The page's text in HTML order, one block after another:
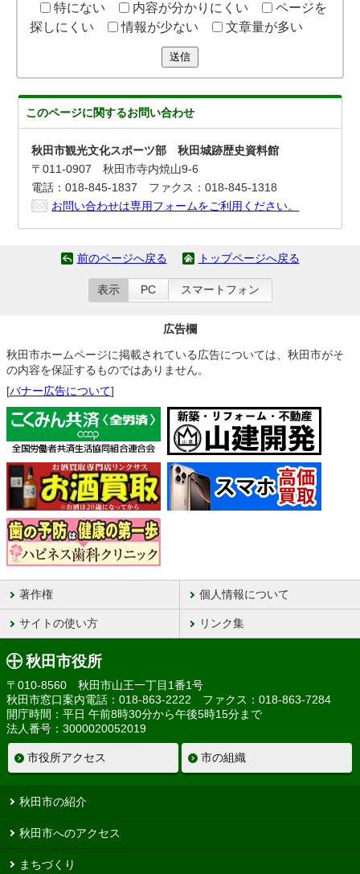
特にない
内容が分かりにくい
ページを
探しにくい
情報が少ない 文章量が多い
送信
このページに関するお問い合わせ
秋田市観光文化スポーツ部 秋田城跡歴史資料館
〒011-0907 秋田市寺内焼山9-6
電話：018-845-1837 ファクス：018-845-1318
お問い合わせは専用フォームをご利用ください。
前のページへ戻る トップページへ戻る
表示 PC スマートフォン
広告欄
秋田市ホームページに掲載されている広告については、秋田市がそ
の内容を保証するものではありません。
[バナー広告について]
著作権 個人情報について
サイトの使い方 リンク集
秋田市役所
〒010-8560 秋田市山王一丁目1番1号
秋田市窓口案内電話：018-863-2222 ファクス：018-863-7284
開庁時間：平日 午前8時30分から午後5時15分まで
法人番号：3000020052019
市役所アクセス 市の組織
秋田市の紹介
秋田市へのアクセス
まちづくり